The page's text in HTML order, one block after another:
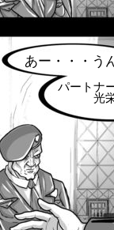
あー・・・う
パートナ
光